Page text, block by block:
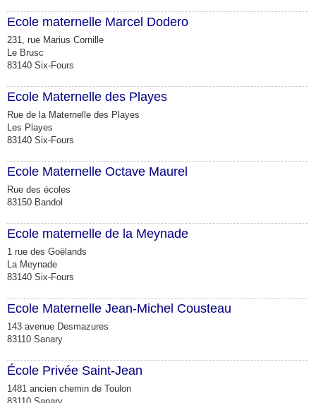
Ecole maternelle Marcel Dodero
231, rue Marius Cornille
Le Brusc
83140 Six-Fours
Ecole Maternelle des Playes
Rue de la Maternelle des Playes
Les Playes
83140 Six-Fours
Ecole Maternelle Octave Maurel
Rue des écoles
83150 Bandol
Ecole maternelle de la Meynade
1 rue des Goëlands
La Meynade
83140 Six-Fours
Ecole Maternelle Jean-Michel Cousteau
143 avenue Desmazures
83110 Sanary
École Privée Saint-Jean
1481 ancien chemin de Toulon